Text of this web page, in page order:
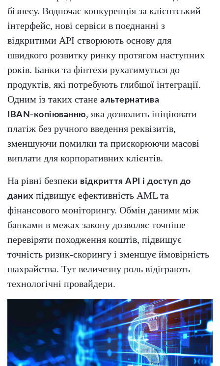
бізнесу. Водночас конкуренція за клієнтський
інтерфейс, нові сервіси в поєднанні з
відкритими API створюють основу для
швидкого розвитку ринку протягом наступних
років. Банки та фінтехи рухатимуться до
продуктів, які потребують глибшої інтеграції.
Одним із таких стане альтернатива
IBAN‑копіюванню, яка дозволить ініціювати
платіж без ручного введення реквізитів,
зменшуючи помилки та прискорюючи масові
виплати для корпоративних клієнтів.
На рівні безпеки відкриття API і доступ до
даних підвищує ефективність AML та
фінансового моніторингу. Обмін даними між
банками в межах закону дозволяє точніше
перевіряти походження коштів, підвищує
точність ризик-скорингу і зменшує ймовірність
шахрайства. Тут величезну роль відіграють
технологічні провайдери.